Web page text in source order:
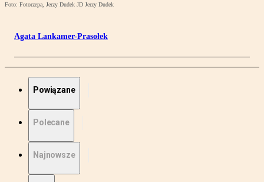
Foto: Fotorzepa, Jerzy Dudek JD Jerzy Dudek
Agata Lankamer-Prasołek
Powiązane
Polecane
Najnowsze